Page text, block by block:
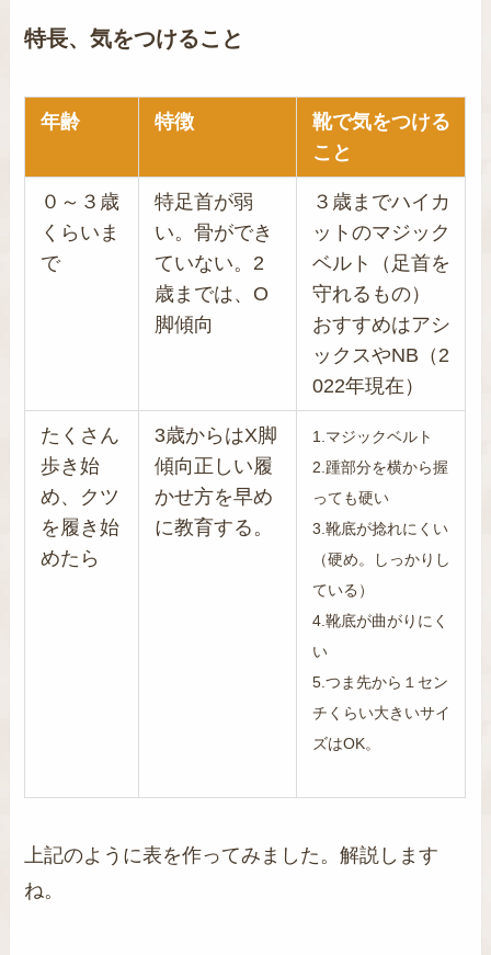
特長、気をつけること
年齢 特徴
靴で気をつける
こと
０～３歳
くらいま
で
特足首が弱
い。骨ができ
ていない。 2
歳までは、O
脚傾向
３歳までハイカ
ットのマジック
ベルト（足首を
守れるもの）
おすすめはアシ
ックスやNB（2
022年現在）
たくさん
歩き始
め、クツ
を履き始
めたら
3歳からはX脚
傾向正しい履
かせ方を早め
に教育する。
1.マジックベルト
2.踵部分を横から握
っても硬い
3.靴底が捻れにくい
（硬め。しっかりし
ている）
4.靴底が曲がりにく
い
5.つま先から１セン
チくらい大きいサイ
ズはOK。
上記のように表を作ってみました。解説します
ね。